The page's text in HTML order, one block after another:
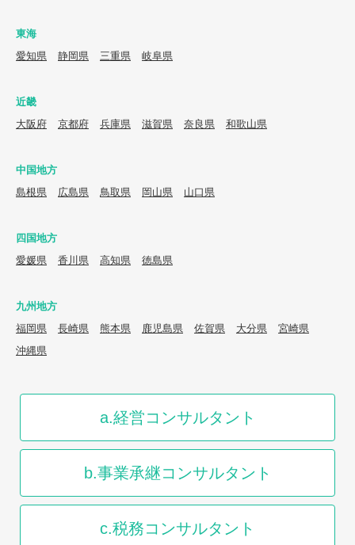
東海
愛知県
静岡県 三重県 岐阜県
近畿
大阪府
京都府 兵庫県 滋賀県 奈良県 和歌山県
中国地方
島根県
広島県 鳥取県 岡山県 山口県
四国地方
愛媛県
香川県 高知県 徳島県
九州地方
福岡県
長崎県 熊本県 鹿児島県 佐賀県 大分県
宮崎県
沖縄県
a.経営コンサルタント
b.事業承継コンサルタント
c.税務コンサルタント